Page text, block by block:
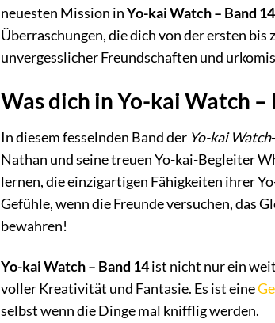
neuesten Mission inYo-kai Watch – Band 14
Überraschungen, die dich von der ersten
unvergesslicher Freundschaften und
Was dich in Yo-kai Watch
In diesem fesselnden Band der Yo-kai Watch
Nathan und seine treuen Yo-kai-Begleiter
lernen, die einzigartigen Fähigkeiten ihrer
Gefühle, wenn die Freunde versuchen, das
bewahren!
Yo-kai Watch – Band 14ist nicht nur ein
voller Kreativität und Fantasie. Es ist eine
selbst wenn die Dinge mal knifflig werden.